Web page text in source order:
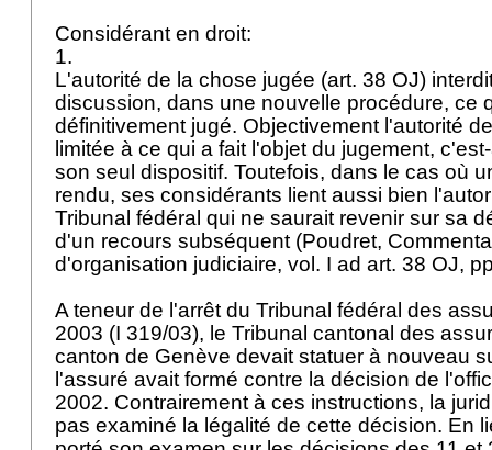
Considérant en droit:
1.
L'autorité de la chose jugée (art. 38 OJ)
discussion, dans une nouvelle procédure, ce
définitivement jugé. Objectivement l'autorité
limitée à ce qui a fait l'objet du jugement,
son seul dispositif. Toutefois, dans le cas où
rendu, ses considérants lient aussi bien
Tribunal fédéral qui ne saurait revenir sur sa
d'un recours subséquent (Poudret,
d'organisation judiciaire, vol. I ad art. 38 OJ,
A teneur de l'arrêt du Tribunal fédéral des
2003 (I 319/03), le Tribunal cantonal des
canton de Genève devait statuer à nouveau
l'assuré avait formé contre la décision de
2002. Contrairement à ces instructions, la
pas examiné la légalité de cette décision. En